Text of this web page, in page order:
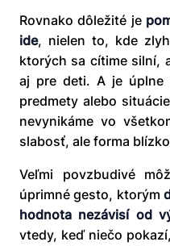
Rovnako dôležité je
ide, nielen to, kde
ktorých sa cítime silní,
aj pre deti. A je úplne
predmety alebo
nevynikáme vo
slabosť, ale forma
Veľmi povzbudivé
úprimné gesto, ktorým
hodnota nezávisí od
vtedy, keď niečo